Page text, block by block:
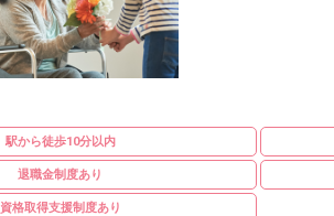
駅から徒歩10分以内
退職金制度あり
資格取得支援制度あり